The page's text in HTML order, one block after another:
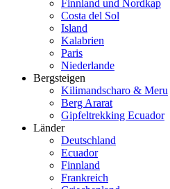
Finnland und Nordkap
Costa del Sol
Island
Kalabrien
Paris
Niederlande
Bergsteigen
Kilimandscharo & Meru
Berg Ararat
Gipfeltrekking Ecuador
Länder
Deutschland
Ecuador
Finnland
Frankreich